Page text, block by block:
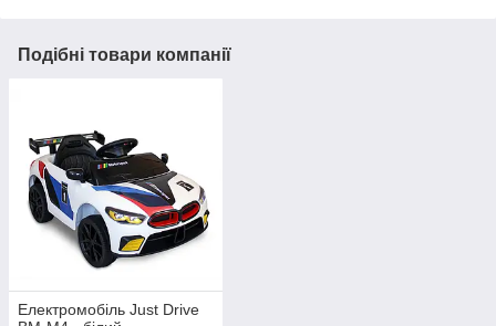
Подібні товари компанії
Електромобіль Just Drive